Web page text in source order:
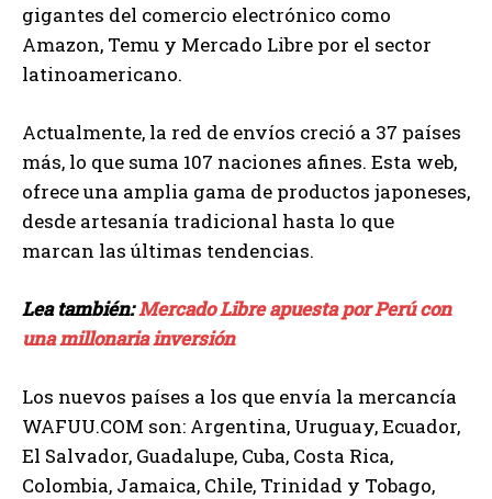
gigantes del comercio electrónico como
Amazon, Temu y Mercado Libre por el sector
latinoamericano.
Actualmente, la red de envíos creció a 37 países
más, lo que suma 107 naciones afines. Esta web,
ofrece una amplia gama de productos japoneses,
desde artesanía tradicional hasta lo que
marcan las últimas tendencias.
Lea también:Mercado Libre apuesta por Perú con
una millonaria inversión
Los nuevos países a los que envía la mercancía
WAFUU.COM son: Argentina, Uruguay, Ecuador,
El Salvador, Guadalupe, Cuba, Costa Rica,
Colombia, Jamaica, Chile, Trinidad y Tobago,